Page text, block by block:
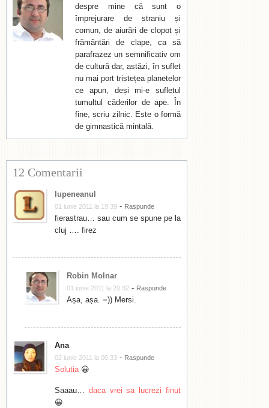
despre mine că sunt o
împrejurare de straniu și
comun, de aiurări de clopot și
frământări de clape, ca să
parafrazez un semnificativ om
de cultură dar, astăzi, în suflet
nu mai port tristețea planetelor
ce apun, deși mi-e sufletul
tumultul căderilor de ape. În
fine, scriu zilnic. Este o formă
de gimnastică mintală.
12 Comentarii
lupeneanul
01 iunie 2011 la 19:39 - Raspunde
fierastrau… sau cum se spune pe la
cluj …. firez
Robin Molnar
01 iunie 2011 la 20:32 - Raspunde
Așa, așa. =)) Mersi.
Ana
02 iunie 2011 la 00:33 - Raspunde
Solutia😀
Saaau… daca vrei sa lucrezi finut
😀